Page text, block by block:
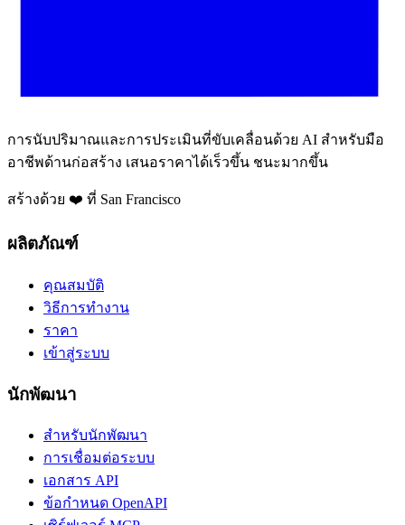
การนับปริมาณและการประเมินที่ขับเคลื่อนด้วย AI สำหรับมือ
อาชีพด้านก่อสร้าง เสนอราคาได้เร็วขึ้น ชนะมากขึ้น
สร้างด้วย ❤️ ที่ San Francisco
ผลิตภัณฑ์
คุณสมบัติ
วิธีการทำงาน
ราคา
เข้าสู่ระบบ
นักพัฒนา
สำหรับนักพัฒนา
การเชื่อมต่อระบบ
เอกสาร API
ข้อกำหนด OpenAPI